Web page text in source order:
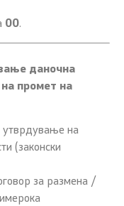
00.
даночна
промет на
утврдување на
(законски
за размена /